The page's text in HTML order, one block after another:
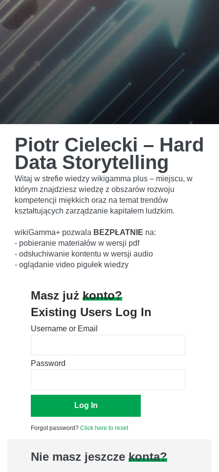
Piotr Cielecki – Hard
Data Storytelling
Witaj w strefie wiedzy wikigamma plus – miejscu, w
którym znajdziesz wiedzę z obszarów rozwoju
kompetencji miękkich oraz na temat trendów
kształtujących zarządzanie kapitałem ludzkim.
wikiGamma+ pozwala BEZPŁATNIE na:
- pobieranie materiałów w wersji pdf
- odsłuchiwanie kontentu w wersji audio
- oglądanie video pigułek wiedzy
Masz już konto?
Existing Users Log In
Username or Email
Password
Forgot password? Click here to reset
Nie masz jeszcze konta?